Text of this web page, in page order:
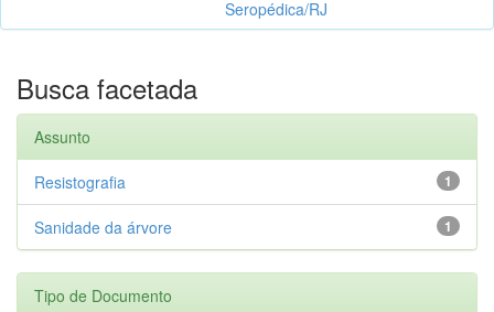
Seropédica/RJ
Busca facetada
Assunto
1
Resistografia
1
Sanidade da árvore
Tipo de Documento